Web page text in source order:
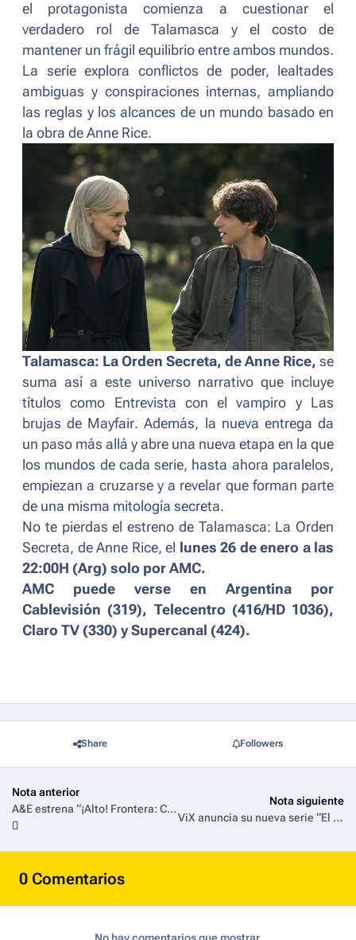
el protagonista comienza a cuestionar el
verdadero rol de Talamasca y el costo de
mantener un frágil equilibrio entre ambos mundos.
La serie explora conflictos de poder, lealtades
ambiguas y conspiraciones internas, ampliando
las reglas y los alcances de un mundo basado en
la obra de Anne Rice.
Talamasca: La Orden Secreta, de Anne Rice, se
suma así a este universo narrativo que incluye
títulos como
Entrevista con el vampiro y Las
brujas de Mayfair. Además, la nueva entrega da
un paso más allá y abre una nueva etapa en la que
los mundos de cada serie, hasta ahora paralelos,
empiezan a cruzarse y a revelar que forman parte
de una misma mitología secreta.
No te pierdas el estreno de Talamasca: La Orden
Secreta, de Anne Rice, el
lunes 26 de enero a las
22:00H (Arg) solo por AMC.
AMC puede verse en Argentina por
Cablevisión (319), Telecentro (416/HD 1036),
Claro TV (330) y Supercanal (424).
Share Followers
Nota anterior
A&E estrena “¡Alto! Frontera: Chile”, la acción detrás de la principal frontera aérea del país
Nota siguiente
ViX anuncia su nueva serie “El Mochaorejas” protagonizada por Damián Alcázar y Paulina Gaitán
0 Comentarios
No hay comentarios que mostrar.